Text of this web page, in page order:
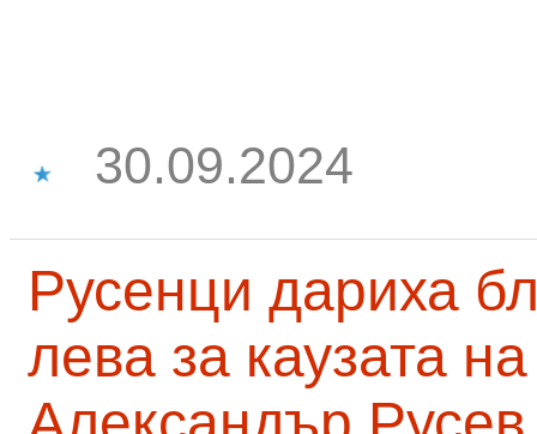
30.09.2024
Русенци дариха
лева за каузата